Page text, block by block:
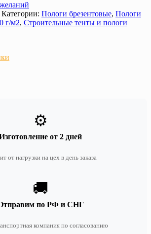
Категории: Пологи брезентовые, Пологи
г/м2, Строительные тенты и пологи
⚙️
от 2 дней
от нагрузки на цех в день заказа
🚚
по РФ и СНГ
компания по согласованию